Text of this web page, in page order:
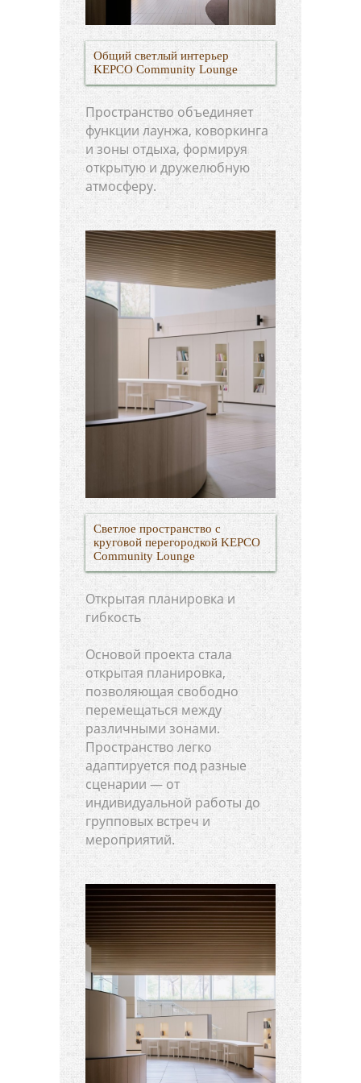
Общий светлый интерьер
KEPCO Community Lounge
Пространство объединяет
функции лаунжа, коворкинга
и зоны отдыха, формируя
открытую и дружелюбную
атмосферу.
Светлое пространство с
круговой перегородкой KEPCO
Community Lounge
Открытая планировка и
гибкость
Основой проекта стала
открытая планировка,
позволяющая свободно
перемещаться между
различными зонами.
Пространство легко
адаптируется под разные
сценарии — от
индивидуальной работы до
групповых встреч и
мероприятий.